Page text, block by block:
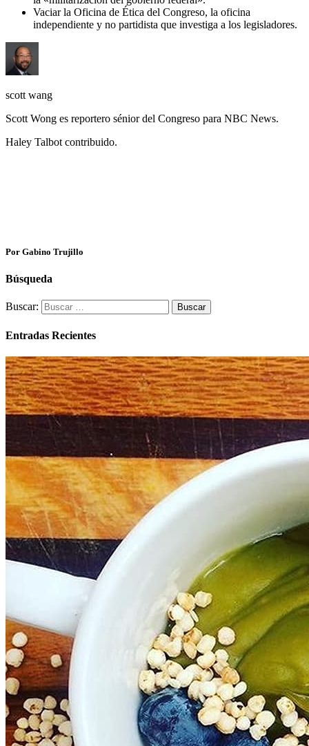
Vaciar la Oficina de Ética del Congreso, la oficina
independiente y no partidista que investiga a los legisladores.
scott wang
Scott Wong es reportero sénior del Congreso para NBC News.
Haley Talbot contribuido.
Por Gabino Trujillo
Búsqueda
Buscar:
Entradas Recientes